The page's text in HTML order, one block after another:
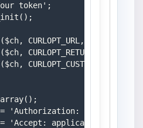
token';
CURLOPT_URL, 'https://
CURLOPT_CUSTOMREQUEST,
array();
= 'Authorization: Bearer ' .
'Accept: application/json';